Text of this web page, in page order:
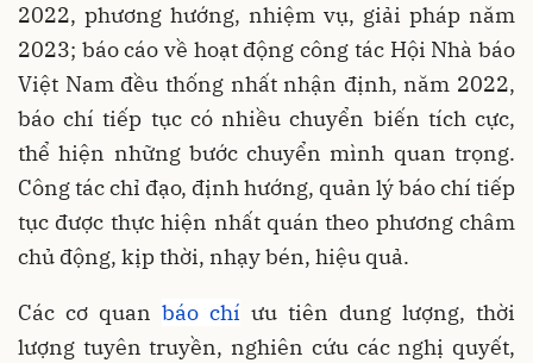
2022, phương hướng, nhiệm vụ, giải pháp năm
2023; báo cáo về hoạt động công tác Hội Nhà báo
Việt Nam đều thống nhất nhận định, năm 2022,
báo chí tiếp tục có nhiều chuyển biến tích cực,
thể hiện những bước chuyển mình quan trọng.
Công tác chỉ đạo, định hướng, quản lý báo chí tiếp
tục được thực hiện nhất quán theo phương châm
chủ động, kịp thời, nhạy bén, hiệu quả.
Các cơ quan báo chí ưu tiên dung lượng, thời
lượng tuyên truyền, nghiên cứu các nghị quyết,